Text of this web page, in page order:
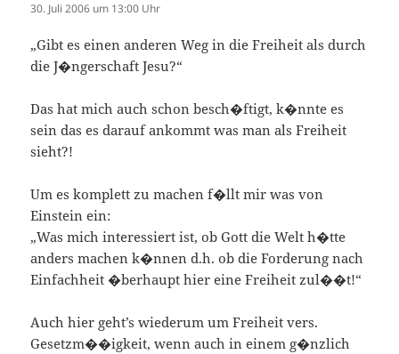
30. Juli 2006 um 13:00 Uhr
„Gibt es einen anderen Weg in die Freiheit als durch
die J�ngerschaft Jesu?“
Das hat mich auch schon besch�ftigt, k�nnte es
sein das es darauf ankommt was man als Freiheit
sieht?!
Um es komplett zu machen f�llt mir was von
Einstein ein:
„Was mich interessiert ist, ob Gott die Welt h�tte
anders machen k�nnen d.h. ob die Forderung nach
Einfachheit �berhaupt hier eine Freiheit zul��t!“
Auch hier geht’s wiederum um Freiheit vers.
Gesetzm��igkeit, wenn auch in einem g�nzlich